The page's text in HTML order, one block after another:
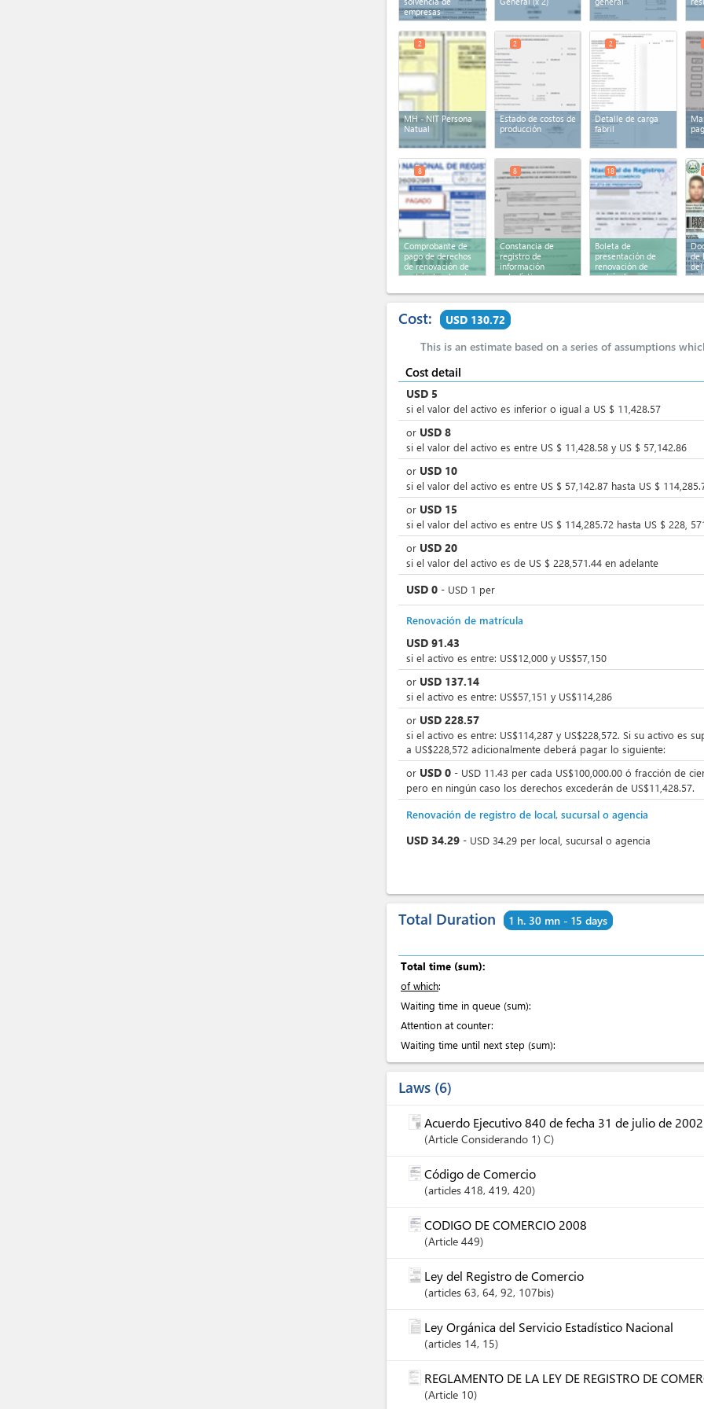
empresas
agropecuarias
MH - NIT Persona
Natual
2
Estado de costos de
producción
2
Detalle de carga
fabril
2
Comprobante de
pago de derechos
de renovación de
matrícula y locales
8
Constancia de
registro de
información
estadística
8
Boleta de
presentación de
renovación de
matrícula
18
de
Cost: USD 130.72
This is an estimate based on a series of assumptions
Cost detail
USD 5
si el valor del activo es inferior o igual a US $ 11,428.57
or USD 8
si el valor del activo es entre US $ 11,428.58 y US $ 57,142.86
or USD 10
si el valor del activo es entre US $ 57,142.87 hasta US $
or USD 15
si el valor del activo es entre US $ 114,285.72 hasta US $ 228,
or USD 20
si el valor del activo es de US $ 228,571.44 en adelante
USD 0 - USD 1 per
Renovación de matrícula
USD 91.43
si el activo es entre: US$12,000 y US$57,150
or USD 137.14
si el activo es entre: US$57,151 y US$114,286
or USD 228.57
si el activo es entre: US$114,287 y US$228,572. Si su activo es
a US$228,572 adicionalmente deberá pagar lo siguiente:
or USD 0 - USD 11.43 per cada US$100,000.00 ó fracción de
pero en ningún caso los derechos excederán de US$11,428.57.
Renovación de registro de local, sucursal o agencia
USD 34.29 - USD 34.29 per local, sucursal o agencia
Total Duration 1 h. 30 mn - 15 days
Total time (sum):
of which:
Waiting time in queue (sum):
Attention at counter:
Waiting time until next step (sum):
Laws 6
Acuerdo Ejecutivo 840 de fecha 31 de julio de 2002
Article Considerando 1) C
Código de Comercio
articles 418, 419, 420
CODIGO DE COMERCIO 2008
Article 449
Ley del Registro de Comercio
articles 63, 64, 92, 107bis
Ley Orgánica del Servicio Estadístico Nacional
articles 14, 15
REGLAMENTO DE LA LEY DE REGISTRO DE
Article 10